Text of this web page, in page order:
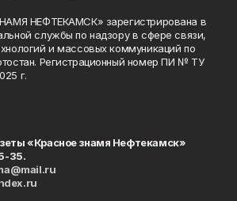
НЕФТЕКАМСК» зарегистрирована в
службы по надзору в сфере связи,
и массовых коммуникаций по
Регистрационный номер ПИ № ТУ
г.
«Красное знамя Нефтекамск»
35.